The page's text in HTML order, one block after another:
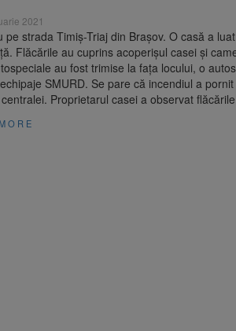
analizează dosarul lui Călin Georgescu și
națională pentru biodiversitate 2026-2030,
2021
pe strada Timiș-Triaj din Brașov. O casă a
Flăcările au cuprins acoperișul casei și
au fost trimise la fața locului, o
SMURD. Se pare că incendiul a
Proprietarul casei a observat